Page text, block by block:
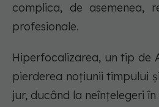
complica, de asemenea,
profesionale.
Hiperfocalizarea, un tip de
pierderea noțiunii timpului
jur, ducând la neînțelegeri în